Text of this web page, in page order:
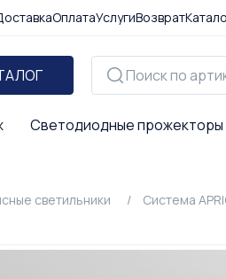
ОплатаУслугиВозврат
Светодиодные прожекторы
светильники Система